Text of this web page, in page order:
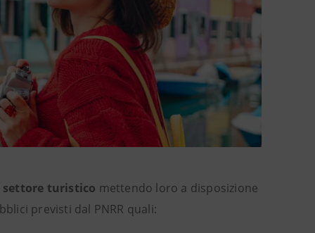
settore turistico mettendo loro a disposizione
previsti dal PNRR quali: